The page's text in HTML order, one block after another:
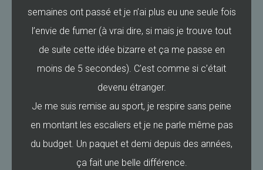
semaines ont passé et je n’ai plus eu une seule fois
l’envie de fumer (à vrai dire, si mais je trouve tout
de suite cette idée bizarre et ça me passe en
moins de 5 secondes). C’est comme si c’était
devenu étranger.
Je me suis remise au sport, je respire sans peine
en montant les escaliers et je ne parle même pas
du budget. Un paquet et demi depuis des années,
ça fait une belle différence.